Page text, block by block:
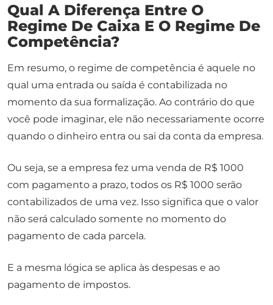
Qual A Diferença Entre O
Regime De Caixa E O Regime De
Competência?
Em resumo, o regime de competência é aquele no
qual uma entrada ou saída é contabilizada no
momento da sua formalização. Ao contrário do que
você pode imaginar, ele não necessariamente ocorre
quando o dinheiro entra ou sai da conta da empresa.
Ou seja, se a empresa fez uma venda de R$ 1000
com pagamento a prazo, todos os R$ 1000 serão
contabilizados de uma vez. Isso significa que o valor
não será calculado somente no momento do
pagamento de cada parcela.
E a mesma lógica se aplica às despesas e ao
pagamento de impostos.